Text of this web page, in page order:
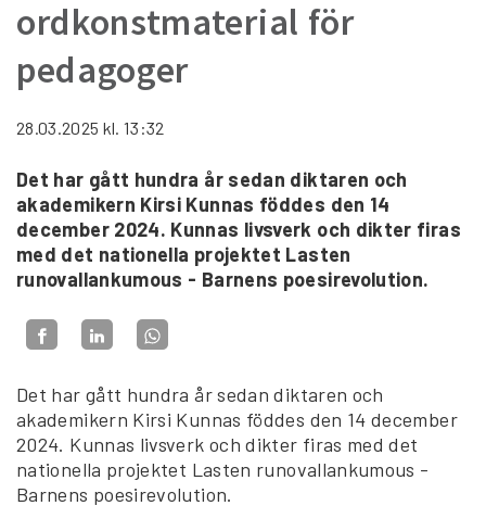
ordkonstmaterial för
pedagoger
28.03.2025 kl. 13:32
Det har gått hundra år sedan diktaren och
akademikern Kirsi Kunnas föddes den 14
december 2024. Kunnas livsverk och dikter firas
med det nationella projektet Lasten
runovallankumous - Barnens poesirevolution.
Det har gått hundra år sedan diktaren och
akademikern Kirsi Kunnas föddes den 14 december
2024. Kunnas livsverk och dikter firas med det
nationella projektet Lasten runovallankumous -
Barnens poesirevolution.